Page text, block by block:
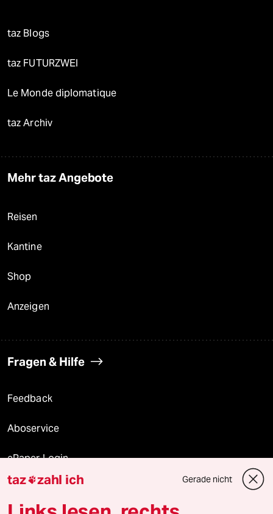
taz Blogs
taz FUTURZWEI
Le Monde diplomatique
taz Archiv
Mehr taz Angebote
Reisen
Kantine
Shop
Anzeigen
Fragen & Hilfe
Feedback
Aboservice
ePaper Login
Downloads für Abonnierende
taz zahl ich Gerade nicht